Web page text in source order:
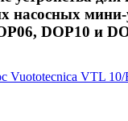
насосных мини-
DOP10 и